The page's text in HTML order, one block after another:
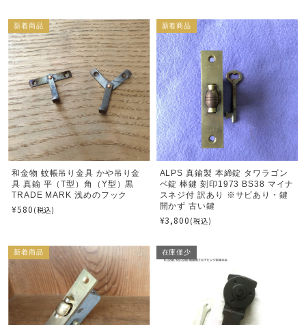
新着商品
和金物 蚊帳吊り金具 かや吊り金
具 真鍮 平（T型）角（Y型）黒
TRADE MARK 浅めのフック
¥580 (税込)
新着商品
ALPS 真鍮製 本締錠 タワラゴン
ベ錠 棒鍵 刻印1973 BS38 マイナ
スネジ付 訳あり ※サビあり・鍵
開かず 古い鍵
¥3,800 (税込)
新着商品 在庫僅少